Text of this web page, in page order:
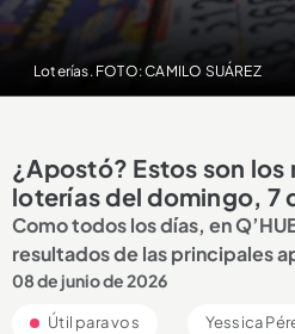
Loterías. FOTO: CAMILO SUÁREZ
¿Apostó? Estos son
loterías del domingo, 7
Como todos los días, en
resultados de las principales
08 de junio de 2026
Útil para vos Yessica